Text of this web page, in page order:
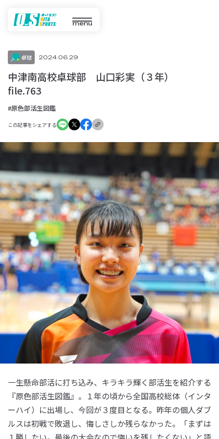
menu
卓球 2024.06.29
中津南高校卓球部 山口彩実（３年）
file.763
#原色部活生図鑑
この記事をシェアする
一生懸命部活に打ち込み、キラキラ輝く部活生を紹介する
『原色部活生図鑑』。１年の頃から全国高校総体（インタ
ーハイ）に出場し、今回が３度目となる。昨年の個人ダブ
ルスは初戦で敗退し、悔しさしか残らなかった。「まずは